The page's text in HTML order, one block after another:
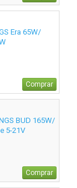
Era 65W/
Comprar
BUD 165W/
5-21V
Comprar